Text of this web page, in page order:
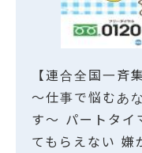
【連合全国一斉
～仕事で悩むあ
す～ パートタイ
てもらえない 嫌